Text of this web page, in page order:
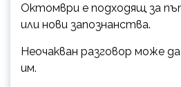
Октомври е подходящ за
или нови запознанства.
Неочакван разговор може
им.